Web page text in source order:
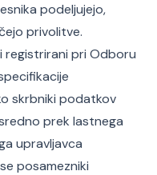
podeljujejo,
privolitve.
registrirani pri Odboru
skrbniki podatkov
prek lastnega
upravljavca
posamezniki